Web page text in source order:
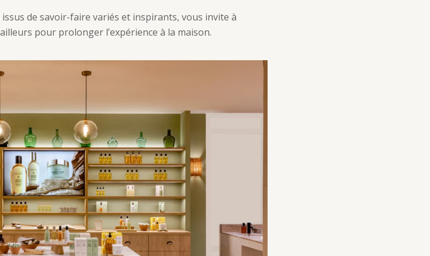
issus de savoir-faire variés et inspirants, vous invite à
pour prolonger l’expérience à la maison.